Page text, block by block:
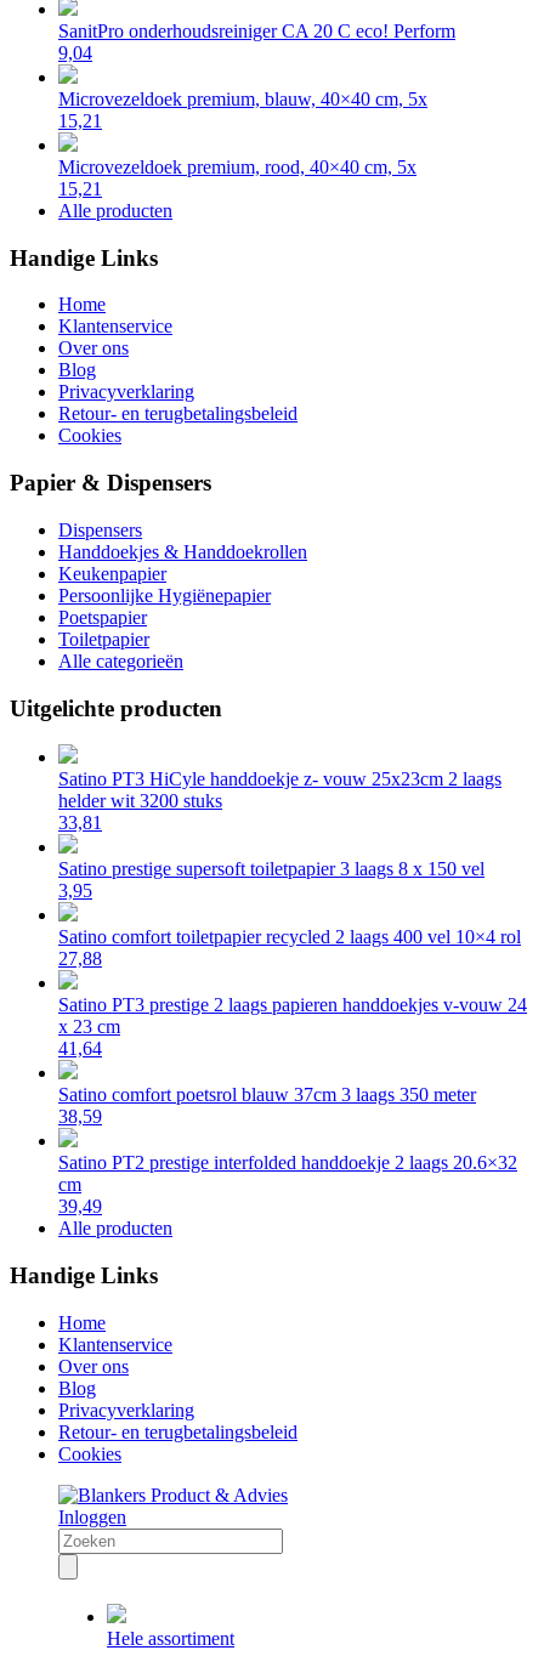
SanitPro onderhoudsreiniger CA 20 C eco! Perform
9,04
Microvezeldoek premium, blauw, 40×40 cm, 5x
15,21
Microvezeldoek premium, rood, 40×40 cm, 5x
15,21
Alle producten
Handige Links
Home
Klantenservice
Over ons
Blog
Privacyverklaring
Retour- en terugbetalingsbeleid
Cookies
Papier & Dispensers
Dispensers
Handdoekjes & Handdoekrollen
Keukenpapier
Persoonlijke Hygiënepapier
Poetspapier
Toiletpapier
Alle categorieën
Uitgelichte producten
Satino PT3 HiCyle handdoekje z- vouw 25x23cm 2 laags
helder wit 3200 stuks
33,81
Satino prestige supersoft toiletpapier 3 laags 8 x 150 vel
3,95
Satino comfort toiletpapier recycled 2 laags 400 vel 10×4 rol
27,88
Satino PT3 prestige 2 laags papieren handdoekjes v-vouw 24
x 23 cm
41,64
Satino comfort poetsrol blauw 37cm 3 laags 350 meter
38,59
Satino PT2 prestige interfolded handdoekje 2 laags 20.6×32
cm
39,49
Alle producten
Handige Links
Home
Klantenservice
Over ons
Blog
Privacyverklaring
Retour- en terugbetalingsbeleid
Cookies
Inloggen
Hele assortiment